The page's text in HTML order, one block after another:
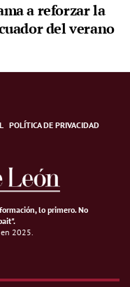
a reforzar la
del verano
POLÍTICA DE PRIVACIDAD
lo primero.No
2025.